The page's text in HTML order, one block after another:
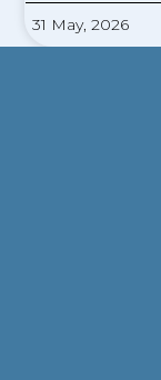
31 May, 2026